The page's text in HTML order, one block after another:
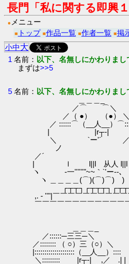
長門「私に関する即興
● メニュー
■ トップ ■作品一覧 ■作者一覧 ■掲
小中大
1 名前： 以下、名無しにかわりま
まずは>>5
5 名前： 以下、名無しにかわりま
＿＿＿_ ） 『 光の速
／⌒ ⌒
／（ ●） （●） ＼ )
／ ::::::⌒（__人__）
| |r┬-|
＼ `ー'´ ／
ノ
／´
| ｌ l||l 从人 l||l
ヽ -一''''''"~~｀`'ー--
ヽ ＿＿＿＿(⌒)(⌒)⌒)
,. - ''"|￣￣￣￣￣￣￣￣￣￣
￣￣￣￣￣￣￣￣￣￣￣￣
／::::::─三三─＼ リ
／:::::::: （ ○）三（○
|::::::::::::::::::::（__人__）::::
＼::::::::: |r┬-| ,／ .| |